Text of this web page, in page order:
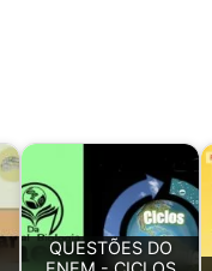
QUESTÕES DO